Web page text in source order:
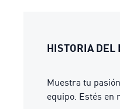
HISTORIA DEL
Muestra tu
equipo. Estés en